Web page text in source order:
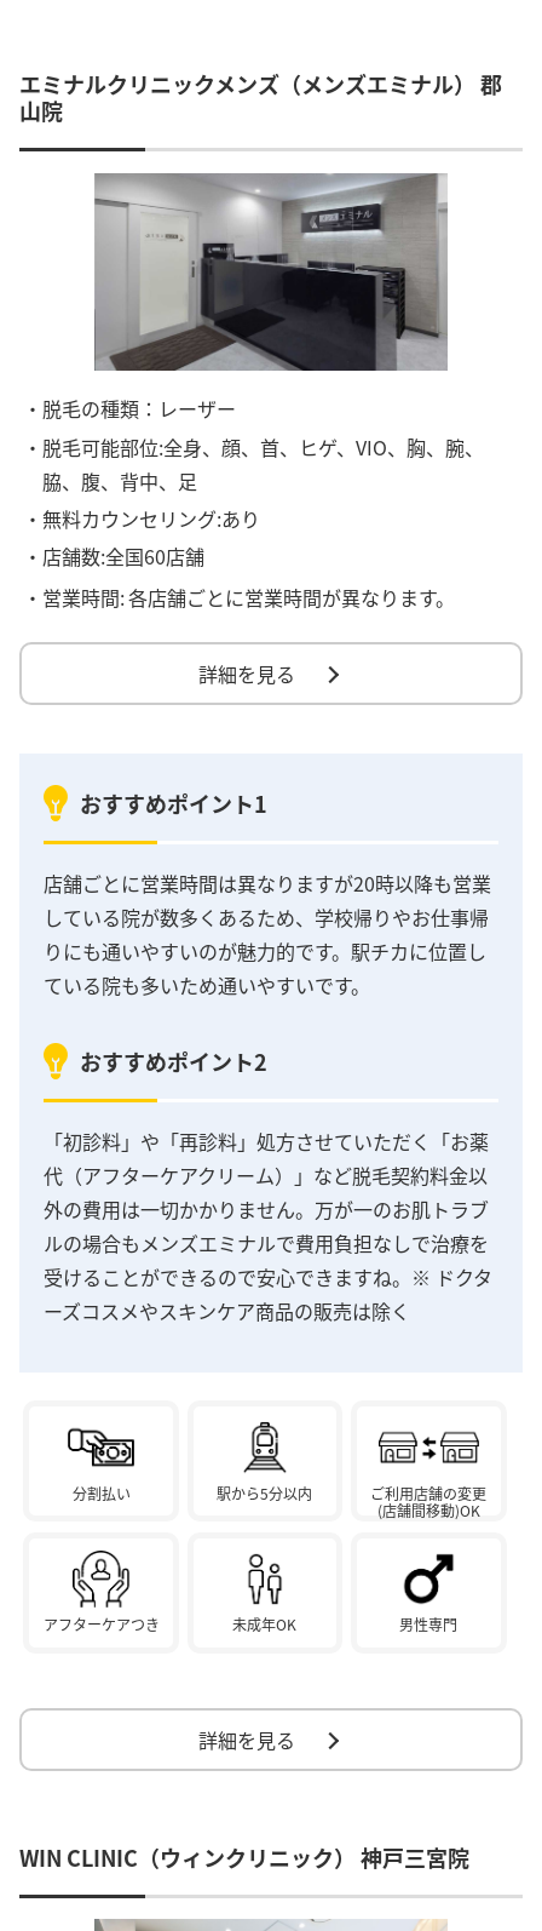
エミナルクリニックメンズ（メンズエミナル） 郡
山院
・脱毛の種類：レーザー
・脱毛可能部位:全身、顔、首、ヒゲ、VIO、胸、腕、
脇、腹、背中、足
・無料カウンセリング:あり
・店舗数:全国60店舗
・営業時間:各店舗ごとに営業時間が異なります。
詳細を見る
おすすめポイント1
店舗ごとに営業時間は異なりますが20時以降も営業
している院が数多くあるため、学校帰りやお仕事帰
りにも通いやすいのが魅力的です。駅チカに位置し
ている院も多いため通いやすいです。
おすすめポイント2
「初診料」や「再診料」処方させていただく「お薬
代（アフターケアクリーム）」など脱毛契約料金以
外の費用は一切かかりません。万が一のお肌トラブ
ルの場合もメンズエミナルで費用負担なしで治療を
受けることができるので安心できますね。※ ドクタ
ーズコスメやスキンケア商品の販売は除く
分割払い 駅から5分以内
ご利用店舗の変更
(店舗間移動)OK
アフターケアつき 未成年OK 男性専門
詳細を見る
WIN CLINIC（ウィンクリニック） 神戸三宮院